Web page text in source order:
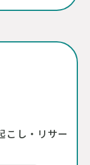
こし・リサー